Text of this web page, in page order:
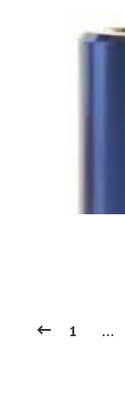
1 …